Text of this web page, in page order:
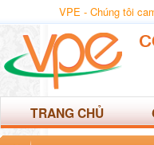
VPE - Chúng tôi
TRANG CHỦ